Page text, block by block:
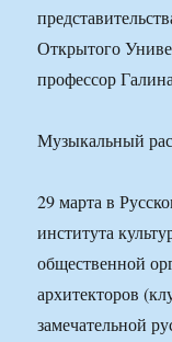
Открытого
профессор
Музыкальный
29 марта в
института
общественной
архитекторов
замечательной